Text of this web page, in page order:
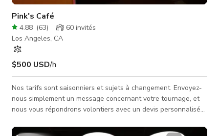
Pink's Café
4.88 (63) 60 invités
Los Angeles, CA
$500 USD/h
Nos tarifs sont saisonniers et sujets à changement. Envoyez-
nous simplement un message concernant votre tournage, et
nous vous répondrons volontiers avec un devis personnalisé
fonction de l'impact (c.-à-d. mouvement vs. images fixes,